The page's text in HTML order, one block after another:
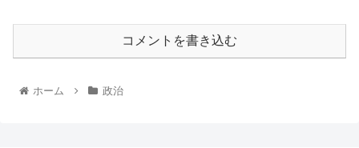
コメントを書き込む
ホーム 政治